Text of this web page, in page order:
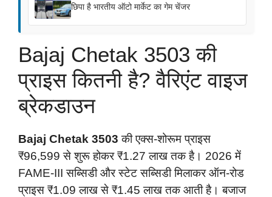
छिपा है भारतीय ऑटो मार्केट का गेम चेंजर
Bajaj Chetak 3503 की
प्राइस कितनी है? वैरिएंट वाइज
ब्रेकडाउन
Bajaj Chetak 3503 की एक्स-शोरूम प्राइस
₹96,599 से शुरू होकर ₹1.27 लाख तक है। 2026 में
FAME-III सब्सिडी और स्टेट सब्सिडी मिलाकर ऑन-रोड
प्राइस ₹1.09 लाख से ₹1.45 लाख तक आती है। बजाज